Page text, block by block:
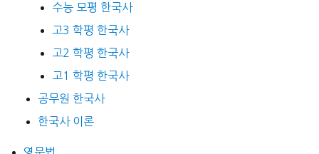
수능 모평 한국사
고3 학평 한국사
고2 학평 한국사
고1 학평 한국사
공무원 한국사
한국사 이론
영문법